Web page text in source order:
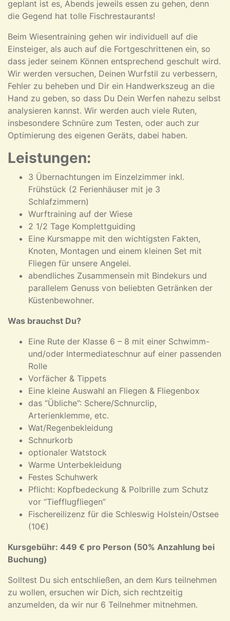
geplant ist es, Abends jeweils essen zu gehen, denn
die Gegend hat tolle Fischrestaurants!
Beim Wiesentraining gehen wir individuell auf die
Einsteiger, als auch auf die Fortgeschrittenen ein, so
dass jeder seinem Können entsprechend geschult wird.
Wir werden versuchen, Deinen Wurfstil zu verbessern,
Fehler zu beheben und Dir ein Handwerkszeug an die
Hand zu geben, so dass Du Dein Werfen nahezu selbst
analysieren kannst. Wir werden auch viele Ruten,
insbesondere Schnüre zum Testen, oder auch zur
Optimierung des eigenen Geräts, dabei haben.
Leistungen:
3 Übernachtungen im Einzelzimmer inkl.
Frühstück (2 Ferienhäuser mit je 3
Schlafzimmern)
Wurftraining auf der Wiese
2 1/2 Tage Komplettguiding
Eine Kursmappe mit den wichtigsten Fakten,
Knoten, Montagen und einem kleinen Set mit
Fliegen für unsere Angelei.
abendliches Zusammensein mit Bindekurs und
parallelem Genuss von beliebten Getränken der
Küstenbewohner.
Was brauchst Du?
Eine Rute der Klasse 6 – 8 mit einer Schwimm-
und/oder Intermediateschnur auf einer passenden
Rolle
Vorfächer & Tippets
Eine kleine Auswahl an Fliegen & Fliegenbox
das “Übliche”: Schere/Schnurclip,
Arterienklemme, etc.
Wat/Regenbekleidung
Schnurkorb
optionaler Watstock
Warme Unterbekleidung
Festes Schuhwerk
Pflicht: Kopfbedeckung & Polbrille zum Schutz
vor “Tiefflugfliegen”
Fischereilizenz für die Schleswig Holstein/Ostsee
(10€)
Kursgebühr: 449 € pro Person (50% Anzahlung bei
Buchung)
Solltest Du sich entschließen, an dem Kurs teilnehmen
zu wollen, ersuchen wir Dich, sich rechtzeitig
anzumelden, da wir nur 6 Teilnehmer mitnehmen.